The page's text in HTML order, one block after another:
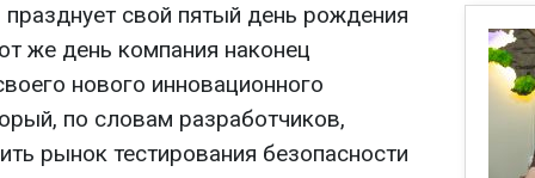
свой пятый день рождения
же день компания наконец
нового инновационного
по словам разработчиков,
рынок тестирования безопасности